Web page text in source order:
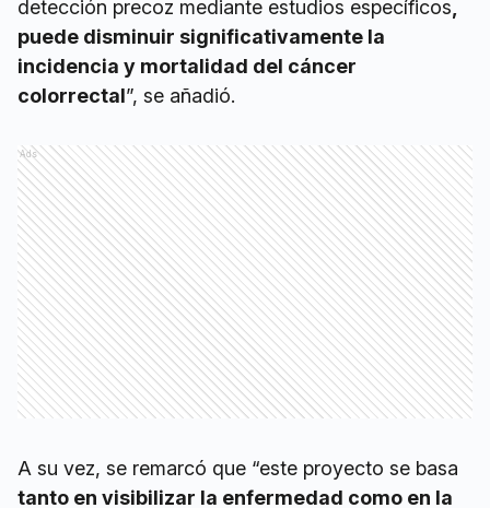
detección precoz mediante estudios específicos
puede disminuir significativamente la
incidencia y mortalidad del cáncer
colorrectal”, se añadió.
Ads
A su vez, se remarcó que “este proyecto se basa
tanto en visibilizar la enfermedad como en la